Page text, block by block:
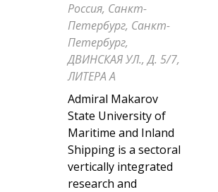
Россия, Санкт-
Петербург, Санкт-
Петербург,
ДВИНСКАЯ УЛ., Д. 5/7,
ЛИТЕРА А
Admiral Makarov
State University of
Maritime and Inland
Shipping is a sectoral
vertically integrated
research and